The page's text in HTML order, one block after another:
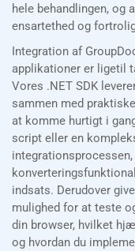
hele behandlingen, og
ensartethed og
Integration af
applikationer er ligetil
Vores .NET SDK
sammen med
at komme hurtigt i
script eller en
indsats. Derudover
mulighed for at teste
din browser, hvilket
og hvordan du